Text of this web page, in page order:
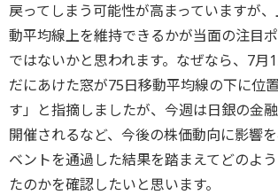
戻ってしまう可能性が高まっていますが
動平均線上を維持できるかが当面の注目
ではないかと思われます。なぜなら、7月
だにあけた窓が75日移動平均線の下に位
す」と指摘しましたが、今週は日銀の金
開催されるなど、今後の株価動向に影響
ベントを通過した結果を踏まえてどのよ
たのかを確認したいと思います。